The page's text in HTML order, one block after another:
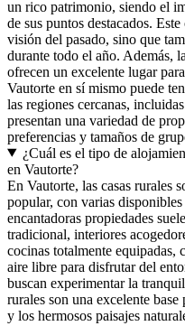
un rico patrimonio, siendo el
de sus puntos destacados.
visión del pasado, sino que
durante todo el año. Además,
ofrecen un excelente lugar
Vautorte en sí mismo puede
las regiones cercanas,
presentan una variedad de
preferencias y tamaños de
¿Cuál es el tipo de
en Vautorte?
En Vautorte, las casas rurales
popular, con varias
encantadoras propiedades
tradicional, interiores
cocinas totalmente equipadas,
aire libre para disfrutar del
buscan experimentar la
rurales son una excelente
y los hermosos paisajes